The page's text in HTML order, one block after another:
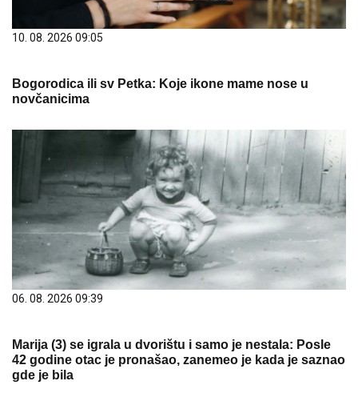
Marija (3) se igrala u dvorištu i samo je nestala: Posle
42 godine otac je pronašao, zanemeo je kada je saznao
gde je bila